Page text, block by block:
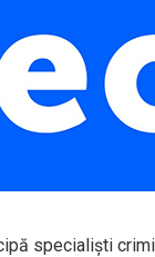
specialişti